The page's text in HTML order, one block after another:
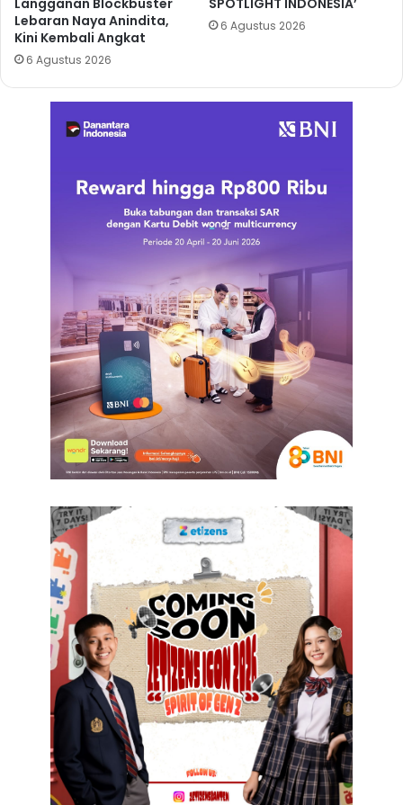
Langganan Blockbuster
Lebaran Naya Anindita,
Kini Kembali Angkat
6 Agustus 2026
SPOTLIGHT INDONESIA’
6 Agustus 2026